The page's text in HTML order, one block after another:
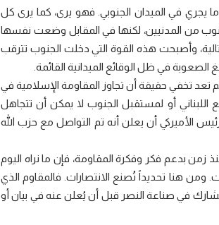
يجري في الميدان الجنوبي. فهو يرى، كما يرى كل
من المدنيين، لكنها في المقابل وضعت نفسها
وأصبحت هذه القوة التي دخلت الجنوب تترقب
في ظل الوقائع الميدانية القائمة.
تعد تخفي حقيقة أن تجاوز المقاومة الإسلامية في
اللبناني أو لمستقبل الجنوب لا يمكن أن تتجاهل
الأميركي أن يعلن أنه تم التواصل مع حزب الله
زمن بدعم فكر وفكرة المقاومة، فإن ما نراه اليوم
هنا تحديداً تُصنع الانتصارات. فالمقاوم الذي
في صناعة النصر قبل أن يُعلن عنه في بيان أو